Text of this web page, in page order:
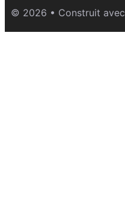
© 2026 • Construit avec